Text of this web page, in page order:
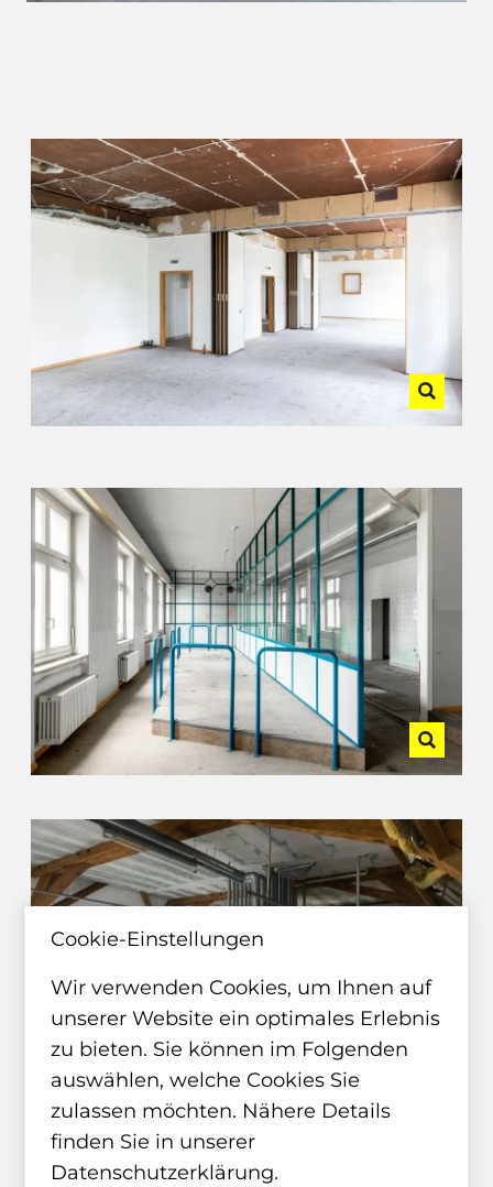
Cookie-Einstellungen
Wir verwenden Cookies, um Ihnen auf
unserer Website ein optimales Erlebnis
zu bieten. Sie können im Folgenden
auswählen, welche Cookies Sie
zulassen möchten. Nähere Details
finden Sie in unserer
Datenschutzerklärung.